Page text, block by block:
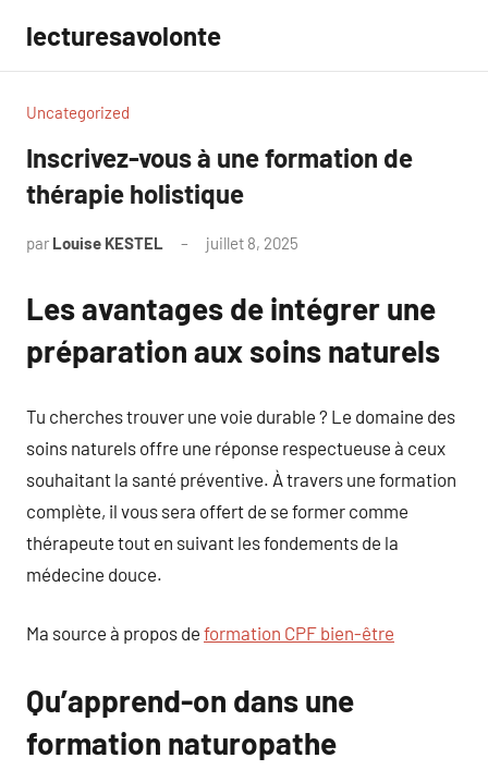
contenu
lecturesavolonte
Uncategorized
Inscrivez-vous à une formation de
thérapie holistique
par Louise KESTEL juillet 8, 2025
Les avantages de intégrer une
préparation aux soins naturels
Tu cherches trouver une voie durable ? Le domaine des
soins naturels offre une réponse respectueuse à ceux
souhaitant la santé préventive. À travers une formation
complète, il vous sera offert de se former comme
thérapeute tout en suivant les fondements de la
médecine douce.
Ma source à propos de formation CPF bien-être
Qu’apprend-on dans une
formation naturopathe